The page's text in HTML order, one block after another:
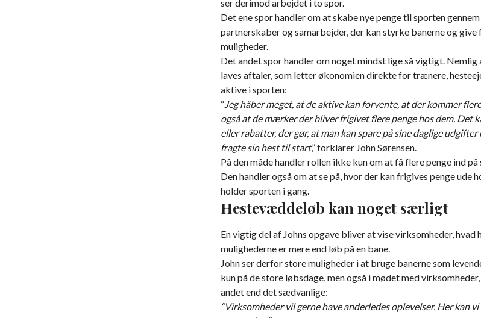
ser derimod arbejdet i to spor.
Det ene spor handler om at skabe nye penge til sporten
partnerskaber og samarbejder, der kan styrke banerne og
muligheder.
Det andet spor handler om noget mindst lige så vigtigt. Nemlig
laves aftaler, som letter økonomien direkte for trænere,
aktive i sporten:
“Jeg håber meget, at de aktive kan forvente, at der kommer
også at de mærker der bliver frigivet flere penge hos dem. Det
eller rabatter, der gør, at man kan spare på sine daglige
fragte sin hest til start,” forklarer John Sørensen.
På den måde handler rollen ikke kun om at få flere penge ind
Den handler også om at se på, hvor der kan frigives penge ude
holder sporten i gang.
Hestevæddeløb kan noget særligt
En vigtig del af Johns opgave bliver at vise virksomheder,
mulighederne er mere end løb på en bane.
John ser derfor store muligheder i at bruge banerne som
kun på de store løbsdage, men også i mødet med
andet end det sædvanlige:
“Virksomheder vil gerne have anderledes oplevelser. Her kan